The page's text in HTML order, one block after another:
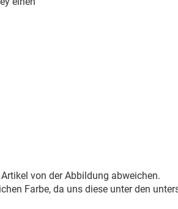
von der Abbildung abweichen.
Farbe, da uns diese unter den